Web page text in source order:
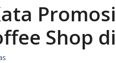
Shop